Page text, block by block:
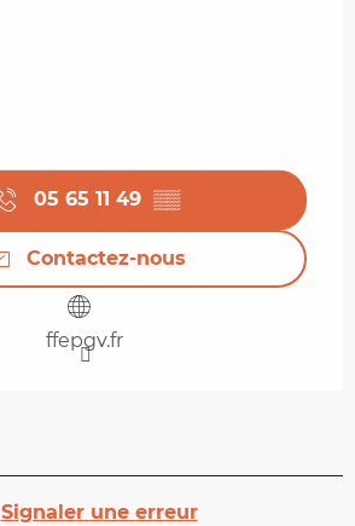
05 65 11 49 ▒▒
Contactez-nous
ffepgv.fr
Signaler une erreur